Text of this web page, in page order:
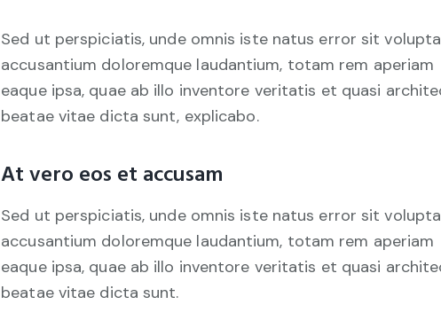
Sed ut perspiciatis, unde omnis iste natus error sit
accusantium doloremque laudantium, totam rem aperiam
eaque ipsa, quae ab illo inventore veritatis et quasi
beatae vitae dicta sunt, explicabo.
At vero eos et accusam
Sed ut perspiciatis, unde omnis iste natus error sit
accusantium doloremque laudantium, totam rem aperiam
eaque ipsa, quae ab illo inventore veritatis et quasi
beatae vitae dicta sunt.